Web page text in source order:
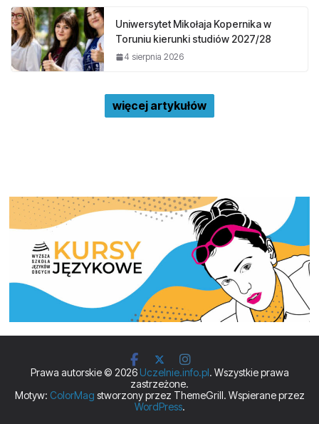
Uniwersytet Mikołaja Kopernika w
Toruniu kierunki studiów 2027/28
4 sierpnia 2026
więcej artykułów
Prawa autorskie © 2026 Uczelnie.info.pl. Wszystkie prawa
zastrzeżone.
Motyw: ColorMag stworzony przez ThemeGrill. Wspierane przez
WordPress.